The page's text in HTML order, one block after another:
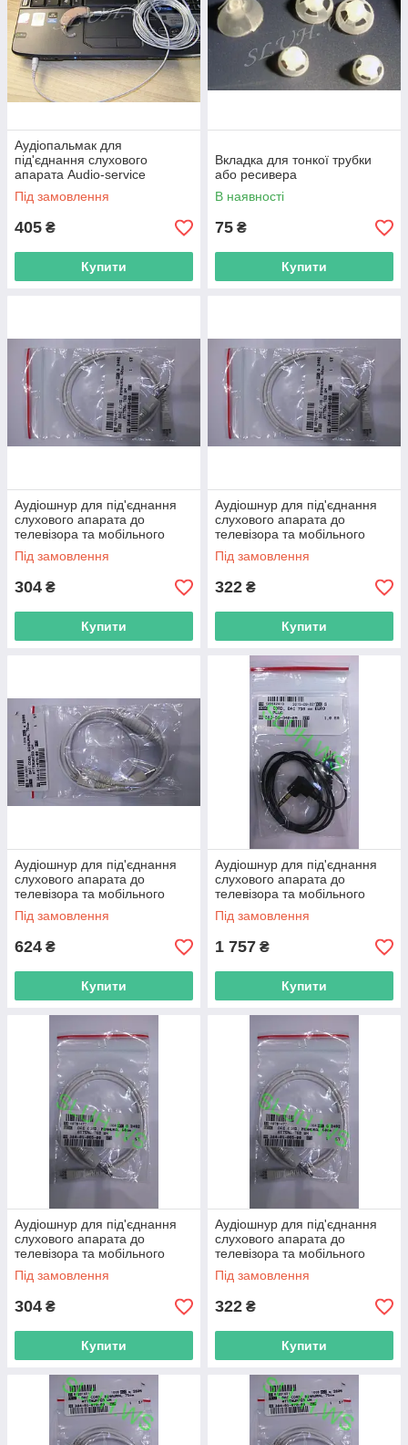
Аудіопальмак для
під'єднання слухового
апарата Audio-service
Під замовлення
405 ₴
Купити
Вкладка для тонкої трубки
або ресивера
В наявності
75 ₴
Купити
Аудіошнур для під'єднання
слухового апарата до
телевізора та мобільного
телефона завдовжки 60 см
на одне вухо,1 ка
Під замовлення
304 ₴
Купити
Аудіошнур для під'єднання
слухового апарата до
телевізора та мобільного
телефона завдовжки 60 см
на одне вухо,1 ка
Під замовлення
322 ₴
Купити
Аудіошнур для під'єднання
слухового апарата до
телевізора та мобільного
телефона завдовжки 60 см
на одне вухо,1 ка
Під замовлення
624 ₴
Купити
Аудіошнур для під'єднання
слухового апарата до
телевізора та мобільного
телефона завдовжки 75 см
(750 мм) на одне в
Під замовлення
1 757 ₴
Купити
Аудіошнур для під'єднання
слухового апарата до
телевізора та мобільного
телефона завдовжки 60 см
на одне вухо,1 ка
Під замовлення
304 ₴
Купити
Аудіошнур для під'єднання
слухового апарата до
телевізора та мобільного
телефона завдовжки 60 см
на одне вухо,1 ка
Під замовлення
322 ₴
Купити